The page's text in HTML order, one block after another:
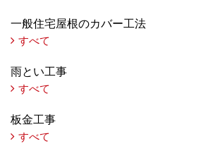
一般住宅屋根のカバー工法
すべて
雨とい工事
すべて
板金工事
すべて